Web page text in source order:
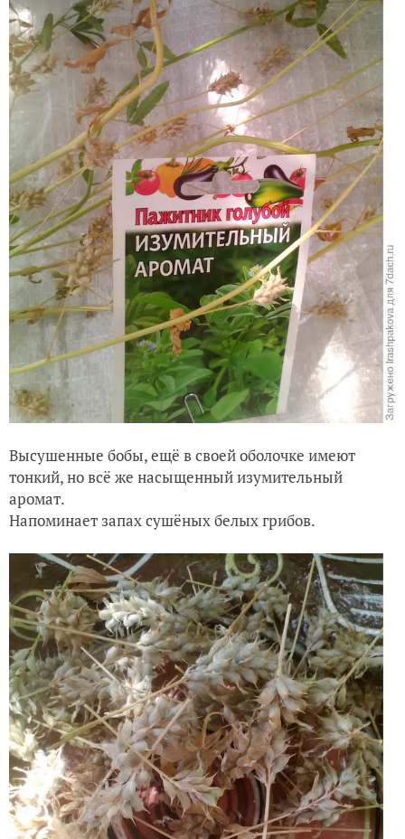
Высушенные бобы, ещё в своей оболочке имеют
тонкий, но всё же насыщенный изумительный
аромат.
Напоминает запах сушёных белых грибов.